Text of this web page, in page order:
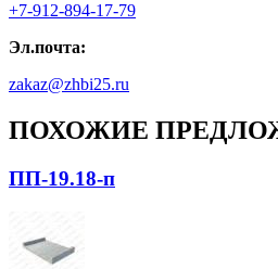
+7-912-894-17-79
Эл.почта:
zakaz@zhbi25.ru
ПОХОЖИЕ
ПП-19.18-п